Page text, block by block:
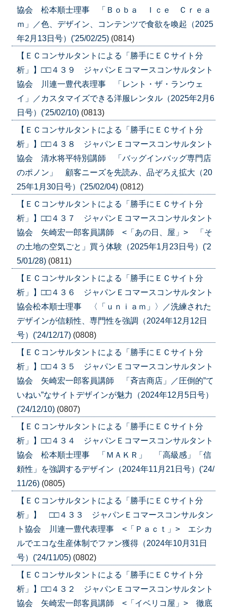
協会 松本順士理事 「Ｂｏｂａ Ｉｃｅ Ｃｒｅａ
ｍ」／色、デザイン、コンテンツで食欲を喚起（2025
年2月13日号）('25/02/25) (0814)
【ＥＣコンサルタントによる「勝手にＥＣサイト分
析」】□□４３９ ジャパンＥコマースコンサルタント
協会 川連一豊代表理事 「レント・ザ・ランウェ
イ」／カスタマイズできる洋服レンタル（2025年2月6
日号）('25/02/10) (0813)
【ＥＣコンサルタントによる「勝手にＥＣサイト分
析」】□□４３８ ジャパンＥコマースコンサルタント
協会 清水将平特別講師 「バッグインバッグ専門店
のポノン」 顧客ニーズを先読み、品ぞろえ拡大（20
25年1月30日号）('25/02/04) (0812)
【ＥＣコンサルタントによる「勝手にＥＣサイト分
析」】□□４３７ ジャパンＥコマースコンサルタント
協会 矢崎宏一郎客員講師 <「あの日、屋」> 「そ
の土地の空気ごと」買う体験（2025年1月23日号）('2
5/01/28) (0811)
【ＥＣコンサルタントによる「勝手にＥＣサイト分
析」】□□４３６ ジャパンＥコマースコンサルタント
協会松本順士理事 〈「ｕｎｉａｍ」〉／洗練された
デザインが信頼性、専門性を強調（2024年12月12日
号）('24/12/17) (0808)
【ＥＣコンサルタントによる「勝手にＥＣサイト分
析」】□□４３５ ジャパンＥコマースコンサルタント
協会 矢崎宏一郎客員講師 「斉吉商店」／圧倒的”て
いねい”なサイトデザインが魅力（2024年12月5日号）
('24/12/10) (0807)
【ＥＣコンサルタントによる「勝手にＥＣサイト分
析」】□□４３４ ジャパンＥコマースコンサルタント
協会 松本順士理事 「ＭＡＫＲ」 「高級感」「信
頼性」を強調するデザイン（2024年11月21日号）('24/
11/26) (0805)
【ＥＣコンサルタントによる「勝手にＥＣサイト分
析」】 □□４３３ ジャパンＥコマースコンサルタン
ト協会 川連一豊代表理事 <「Ｐａｃｔ」> エシカ
ルでエコな生産体制でファン獲得（2024年10月31日
号）('24/11/05) (0802)
【ＥＣコンサルタントによる「勝手にＥＣサイト分
析」】□□４３２ ジャパンＥコマースコンサルタント
協会 矢崎宏一郎客員講師 <「イベリコ屋」> 徹底